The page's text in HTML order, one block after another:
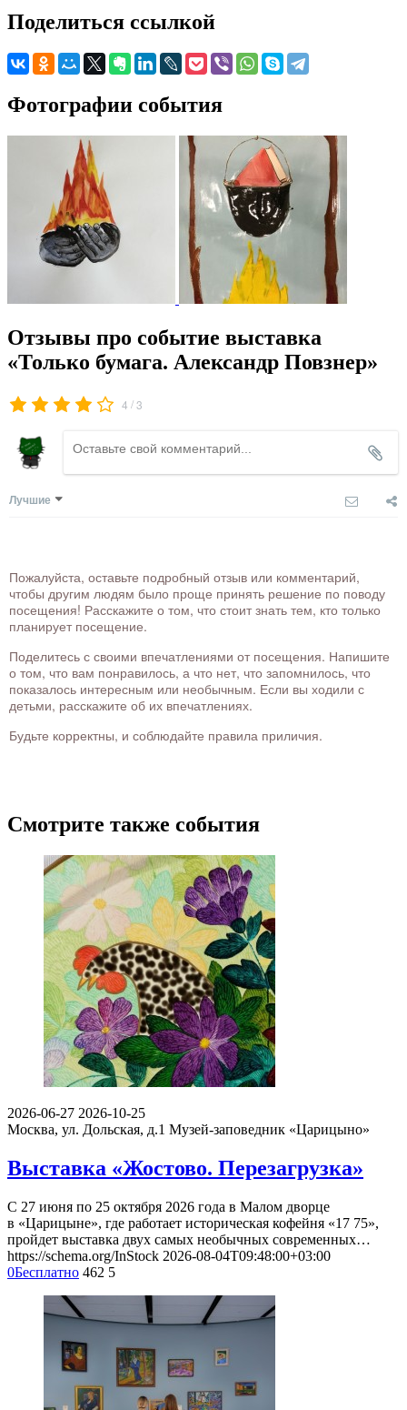
Поделиться ссылкой
Фотографии события
Отзывы про событие выставка
«Только бумага. Александр Повзнер»
4 /3
Лучшие
Пожалуйста, оставьте подробный отзыв или комментарий,
чтобы другим людям было проще принять решение по поводу
посещения! Расскажите о том, что стоит знать тем, кто только
планирует посещение.
Поделитесь с своими впечатлениями от посещения. Напишите
о том, что вам понравилось, а что нет, что запомнилось, что
показалось интересным или необычным. Если вы ходили с
детьми, расскажите об их впечатлениях.
Будьте корректны, и соблюдайте правила приличия.
Смотрите также события
2026-06-27 2026-10-25
Москва, ул. Дольская, д.1 Музей-заповедник «Царицыно»
Выставка «Жостово. Перезагрузка»
С 27 июня по 25 октября 2026 года в Малом дворце
в «Царицыне», где работает историческая кофейня «17 75»,
пройдет выставка двух самых необычных современных…
https://schema.org/InStock 2026-08-04T09:48:00+03:00
0Бесплатно 462 5